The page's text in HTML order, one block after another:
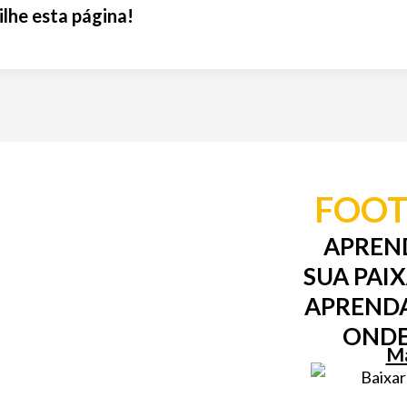
esta página!
SUA